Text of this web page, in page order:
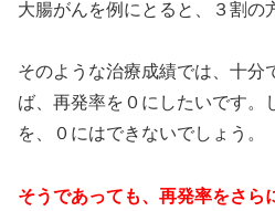
大腸がんを例にとると、３割の
そのような治療成績では、十分
ば、再発率を０にしたいです。
を、０にはできないでしょう。
そうであっても、再発率をさら